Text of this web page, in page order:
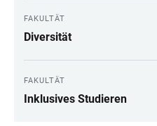
FAKULTÄT
Diversität
FAKULTÄT
Inklusives Studieren